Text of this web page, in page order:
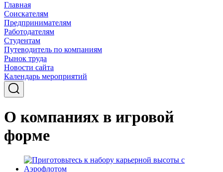
Главная
Соискателям
Предпринимателям
Работодателям
Студентам
Путеводитель по компаниям
Рынок труда
Новости сайта
Календарь мероприятий
О компаниях в игровой
форме